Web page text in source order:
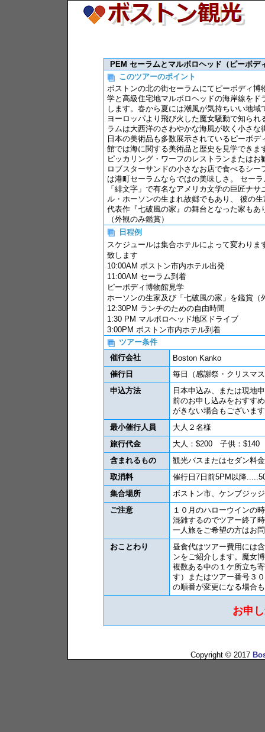
PEM セーラムとマルボロヘッド（ピーボデ
このツアーのポイント
ボストンの北の街セーラムにてピーボディ博
学と高級住宅地マルボロヘッドの海岸線をド
します。春から夏には潮風が気持ちいい地域
ヨーロッパより飛び火した魔女騒動で知られ
ラムは大西洋のさわやかな海風が吹く小さな
日本の美術品も多数展示されているピーボデ
館では海に関する美術品と歴史を見学できま
ピッカリング・ワーフのレストランまたはお
ロブスターサンドの小さなお店で食べるシー
は港町セーラムならではの美味しさ。 セーラ
「緋文字」で有名なアメリカ文学の巨匠ナサ
ル・ホーソンの生まれ故郷でもあり、 彼の生
代表作『七破風の家』の舞台となった家もあ
（外観のみ鑑賞）
日程例
スケジュールは集合ホテルによって変わりま
致します
10:00AM ボストン市内ホテル出発
11:00AM セーラム到着
ピーボディ博物館見学
ホーソンの生家及び「七破風の家」を鑑賞（
12:30PM ランチのための自由時間
1:30 PM マルボロヘッド地区ドライブ
3:00PM ボストン市内ホテル到着
ツアー条件
催行会社
Boston Kanko
催行日
毎日（感謝祭・クリスマ
申込方法
日本申込み、または現地
前のお申し込みをおすす
がきない場合もございま
最小催行人員
大人２名様
旅行代金
大人：$200 子供：$140
含まれるもの
観光バスまたはセダン料
取消料
催行日7日前5PM以降
集合場所
ボストン市、ケンブジッ
ご注意
１０月のハローウインの
混雑するのでツアー終了
一人旅をご希望の方はお
おことわり
昼食代はツアー費用には
ンをご紹介します。魔女
複数ある中の１ケ所立ち
す）またはツアー番号３
の順番が変更になる場合
お申
Copyright © 2017